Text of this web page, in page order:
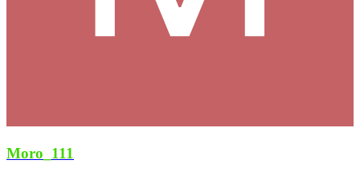
Moro_111